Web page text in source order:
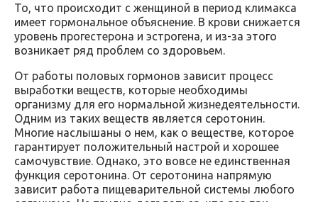
То, что происходит с женщиной в период климакса
имеет гормональное объяснение. В крови снижается
уровень прогестерона и эстрогена, и из-за этого
возникает ряд проблем со здоровьем.
От работы половых гормонов зависит процесс
выработки веществ, которые необходимы
организму для его нормальной жизнедеятельности.
Одним из таких веществ является серотонин.
Многие наслышаны о нем, как о веществе, которое
гарантирует положительный настрой и хорошее
самочувствие. Однако, это вовсе не единственная
функция серотонина. От серотонина напрямую
зависит работа пищеварительной системы любого